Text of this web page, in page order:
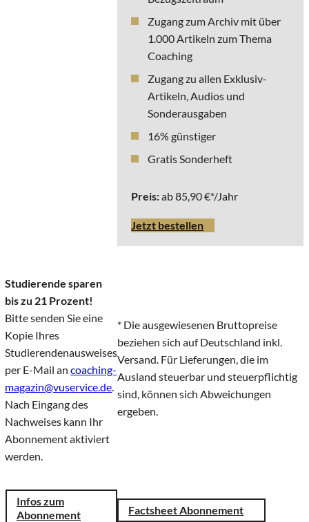
Zugang zum Archiv mit über
1.000 Artikeln zum Thema
Coaching
Zugang zu allen Exklusiv-
Artikeln, Audios und
Sonderausgaben
16% günstiger
Gratis Sonderheft
Preis:ab 85,90 €*/Jahr
Jetzt bestellen
Studierende sparen
bis zu 21 Prozent!
Bitte senden Sie eine
Kopie Ihres
Studierendenausweises
per E-Mail ancoaching-
magazin@vuservice.de.
Nach Eingang des
Nachweises kann Ihr
Abonnement aktiviert
werden.
* Die ausgewiesenen Bruttopreise
beziehen sich auf Deutschland inkl.
Versand. Für Lieferungen, die im
Ausland steuerbar und steuerpflichtig
sind, können sich Abweichungen
ergeben.
Infos zum
Abonnement
Factsheet Abonnement